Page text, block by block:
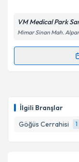
İlgili Branşlar
Göğüs Cerrahisi
1
VM Medical Park
Mimar Sinan Mah.
Randevu
takvim
E-posta